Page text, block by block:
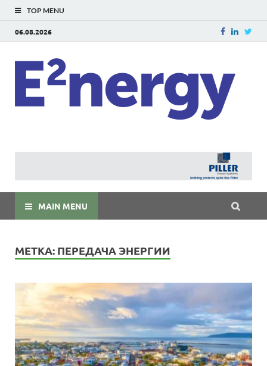
TOP MENU
06.08.2026
MAIN MENU
МЕТКА: ПЕРЕДАЧА ЭНЕРГИИ